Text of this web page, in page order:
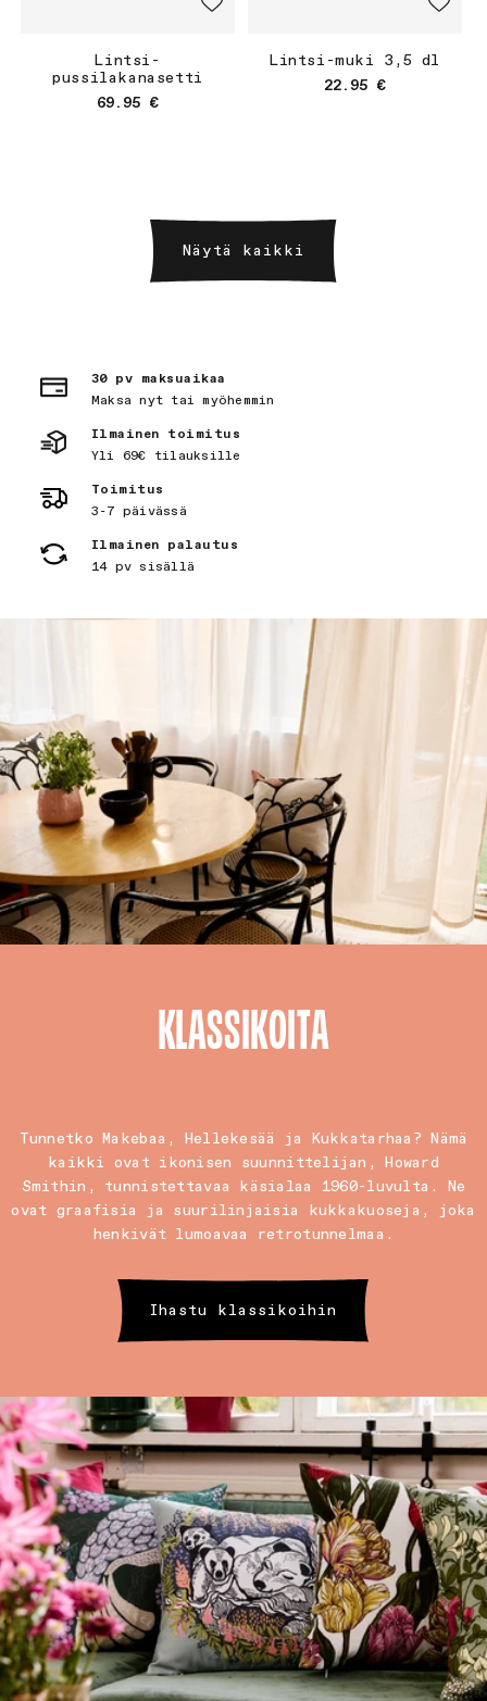
Lintsi-
pussilakanasetti
Normaalihinta
69.95 €
Lintsi-muki 3,5 dl
Normaalihinta
22.95 €
Näytä kaikki
30 pv maksuaikaa
Maksa nyt tai myöhemmin
Ilmainen toimitus
Yli 69€ tilauksille
Toimitus
3-7 päivässä
Ilmainen palautus
14 pv sisällä
KLASSIKOITA
Tunnetko Makebaa, Hellekesää ja Kukkatarhaa? Nämä
kaikki ovat ikonisen suunnittelijan, Howard
Smithin, tunnistettavaa käsialaa 1960-luvulta. Ne
ovat graafisia ja suurilinjaisia kukkakuoseja, joka
henkivät lumoavaa retrotunnelmaa.
Ihastu klassikoihin